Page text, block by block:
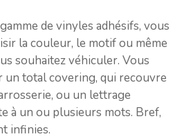
de vinyles adhésifs, vous
la couleur, le motif ou même
souhaitez véhiculer. Vous
total covering, qui recouvre
ou un lettrage
à un ou plusieurs mots. Bref,
infinies.